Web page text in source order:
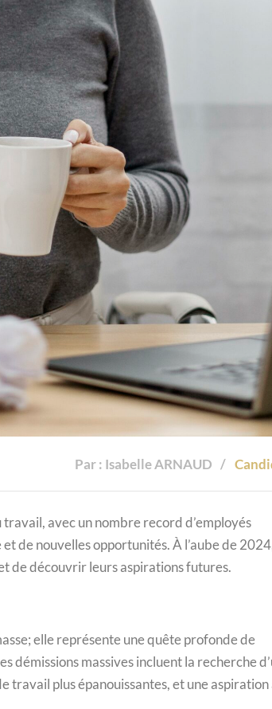
Par : Isabelle ARNAUD
avec un nombre record d’employés
de nouvelles opportunités. À l’aube de
de découvrir leurs aspirations futures.
elle représente une quête profonde de
démissions massives incluent la recherche
plus épanouissantes, et une aspiration